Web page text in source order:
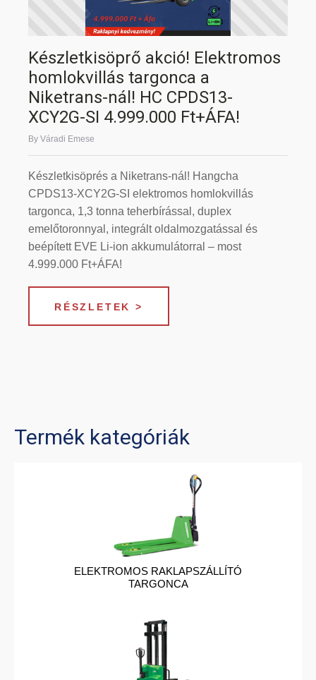
Készletkisöprő akció! Elektromos
homlokvillás targonca a
Niketrans-nál! HC CPDS13-
XCY2G-SI 4.999.000 Ft+ÁFA!
By Váradi Emese
Készletkisöprés a Niketrans-nál! Hangcha
CPDS13-XCY2G-SI elektromos homlokvillás
targonca, 1,3 tonna teherbírással, duplex
emelőtoronnyal, integrált oldalmozgatással és
beépített EVE Li-ion akkumulátorral – most
4.999.000 Ft+ÁFA!
RÉSZLETEK >
Termék kategóriák
ELEKTROMOS RAKLAPSZÁLLÍTÓ
TARGONCA